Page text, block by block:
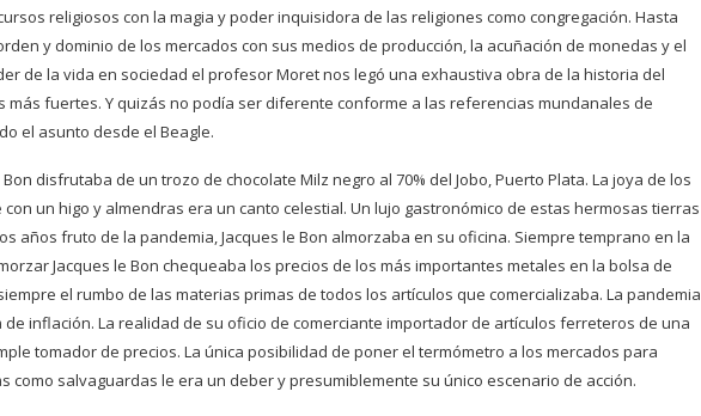
religiosos con la magia y poder inquisidora de las religiones como congregación. Hasta
y dominio de los mercados con sus medios de producción, la acuñación de monedas y el
de la vida en sociedad el profesor Moret nos legó una exhaustiva obra de la historia del
más fuertes. Y quizás no podía ser diferente conforme a las referencias mundanales de
el asunto desde el Beagle.
Bon disfrutaba de un trozo de chocolate Milz negro al 70% del Jobo, Puerto Plata. La joya de los
un higo y almendras era un canto celestial. Un lujo gastronómico de estas hermosas tierras
años fruto de la pandemia, Jacques le Bon almorzaba en su oficina. Siempre temprano en la
Jacques le Bon chequeaba los precios de los más importantes metales en la bolsa de
el rumbo de las materias primas de todos los artículos que comercializaba. La pandemia
inflación. La realidad de su oficio de comerciante importador de artículos ferreteros de una
tomador de precios. La única posibilidad de poner el termómetro a los mercados para
como salvaguardas le era un deber y presumiblemente su único escenario de acción.